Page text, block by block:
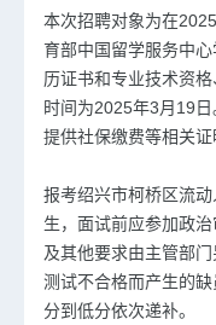
本次招聘对象为在
育部中国留学服务中
历证书和专业技术资
时间为2025年3月19
提供社保缴费等相关证
报考绍兴市柯桥区流
生，面试前应参加政
及其他要求由主管部
测试不合格而产生的
分到低分依次递补。